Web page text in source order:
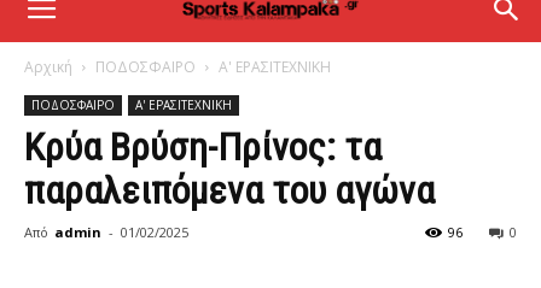
Αρχική ΠΟΔΟΣΦΑΙΡΟ Α' ΕΡΑΣΙΤΕΧΝΙΚΗ
ΠΟΔΟΣΦΑΙΡΟ Α' ΕΡΑΣΙΤΕΧΝΙΚΗ
Κρύα Βρύση-Πρίνος: τα
παραλειπόμενα του αγώνα
Από admin - 01/02/2025 0
96